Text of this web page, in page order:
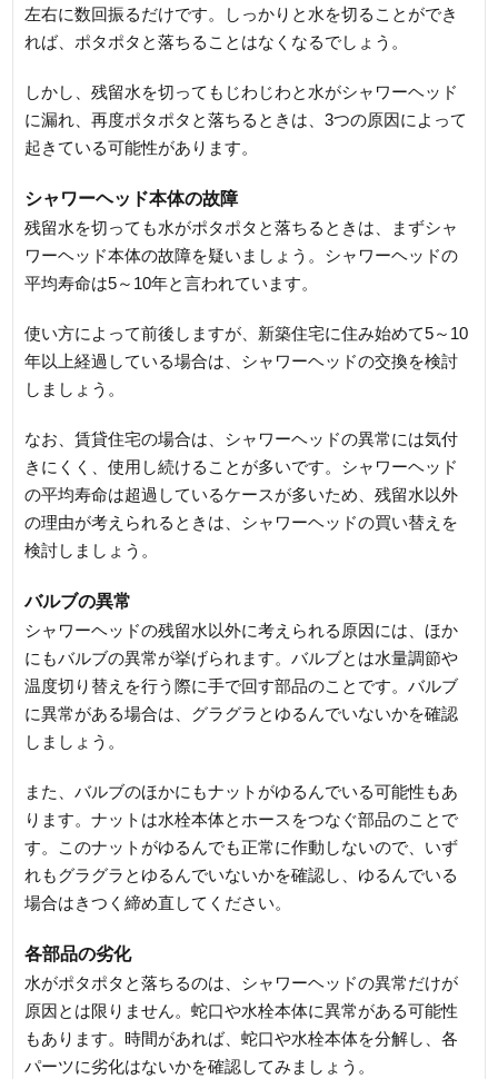
左右に数回振るだけです。しっかりと水を切ることができ
れば、ポタポタと落ちることはなくなるでしょう。
しかし、残留水を切ってもじわじわと水がシャワーヘッド
に漏れ、再度ポタポタと落ちるときは、3つの原因によって
起きている可能性があります。
シャワーヘッド本体の故障
残留水を切っても水がポタポタと落ちるときは、まずシャ
ワーヘッド本体の故障を疑いましょう。シャワーヘッドの
平均寿命は5～10年と言われています。
使い方によって前後しますが、新築住宅に住み始めて5～10
年以上経過している場合は、シャワーヘッドの交換を検討
しましょう。
なお、賃貸住宅の場合は、シャワーヘッドの異常には気付
きにくく、使用し続けることが多いです。シャワーヘッド
の平均寿命は超過しているケースが多いため、残留水以外
の理由が考えられるときは、シャワーヘッドの買い替えを
検討しましょう。
バルブの異常
シャワーヘッドの残留水以外に考えられる原因には、ほか
にもバルブの異常が挙げられます。バルブとは水量調節や
温度切り替えを行う際に手で回す部品のことです。バルブ
に異常がある場合は、グラグラとゆるんでいないかを確認
しましょう。
また、バルブのほかにもナットがゆるんでいる可能性もあ
ります。ナットは水栓本体とホースをつなぐ部品のことで
す。このナットがゆるんでも正常に作動しないので、いず
れもグラグラとゆるんでいないかを確認し、ゆるんでいる
場合はきつく締め直してください。
各部品の劣化
水がポタポタと落ちるのは、シャワーヘッドの異常だけが
原因とは限りません。蛇口や水栓本体に異常がある可能性
もあります。時間があれば、蛇口や水栓本体を分解し、各
パーツに劣化はないかを確認してみましょう。